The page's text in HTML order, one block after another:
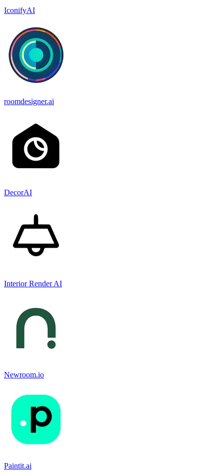
IconifyAI
roomdesigner.ai
DecorAI
Interior Render AI
Newroom.io
Paintit.ai